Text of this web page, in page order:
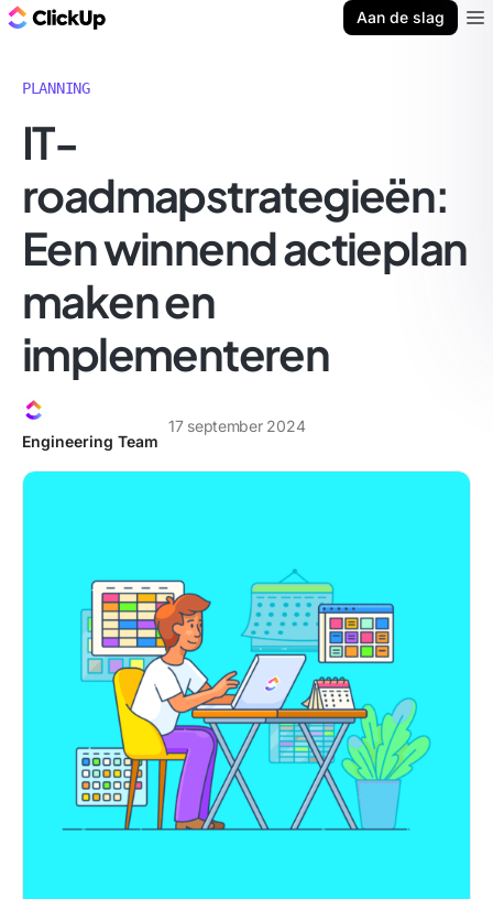
Aan de slag
PLANNING
IT-
roadmapstrategieën:
Een winnend actieplan
maken en
implementeren
Engineering Team
17 september 2024